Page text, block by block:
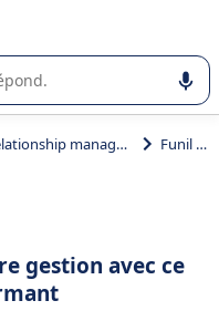
ou la sélection de
Customer relationship management (CRM) Funil PRÓ
gestion avec ce